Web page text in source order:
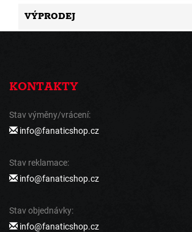
VÝPRODEJ
KONTAKTY
Stav výměny/vrácení:
info@fanaticshop.cz
Stav reklamace:
info@fanaticshop.cz
Stav objednávky:
info@fanaticshop.cz